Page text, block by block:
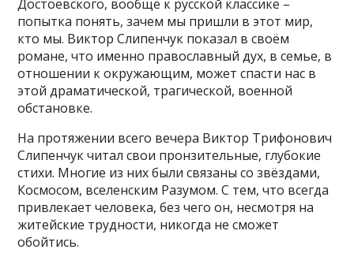
Достоевского, вообще к русской классике –
попытка понять, зачем мы пришли в этот мир,
кто мы. Виктор Слипенчук показал в своём
романе, что именно православный дух, в семье, в
отношении к окружающим, может спасти нас в
этой драматической, трагической, военной
обстановке.
На протяжении всего вечера Виктор Трифонович
Слипенчук читал свои пронзительные, глубокие
стихи. Многие из них были связаны со звёздами,
Космосом, вселенским Разумом. С тем, что всегда
привлекает человека, без чего он, несмотря на
житейские трудности, никогда не сможет
обойтись.